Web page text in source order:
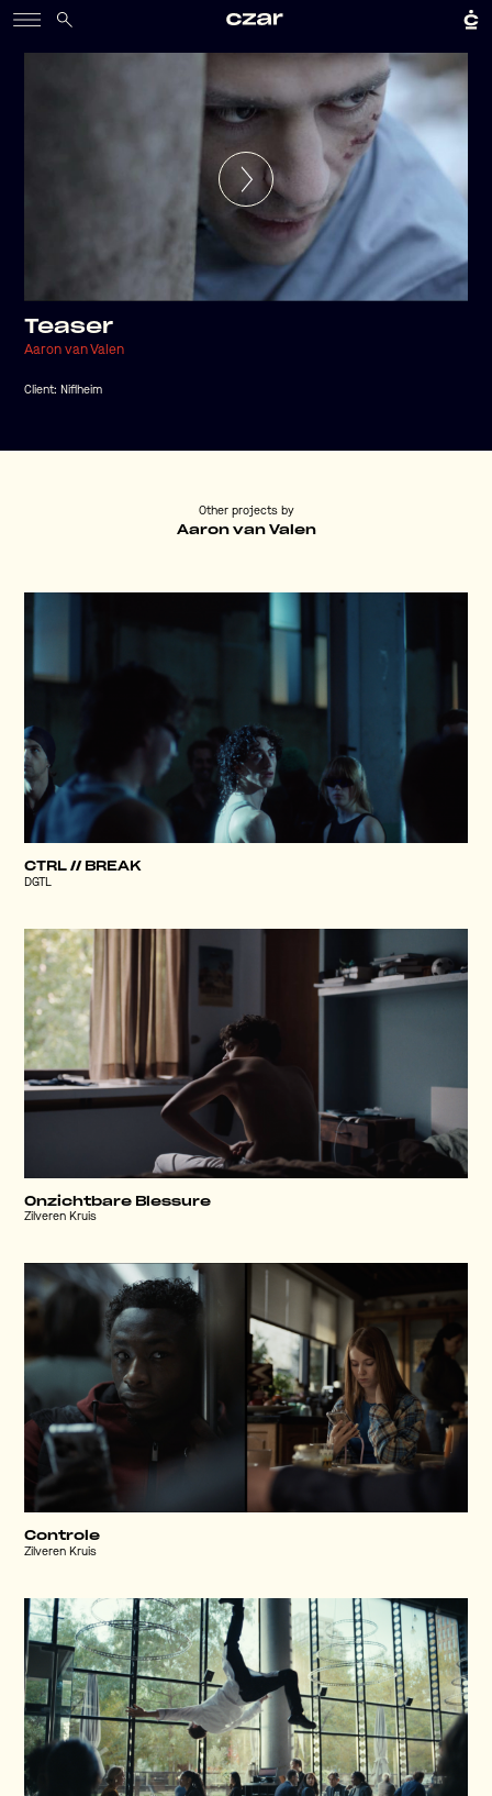
Teaser
Aaron van Valen
Client:Niflheim
Other projects by
Aaron van Valen
CTRL // BREAK
DGTL
Onzichtbare Blessure
Zilveren Kruis
Controle
Zilveren Kruis